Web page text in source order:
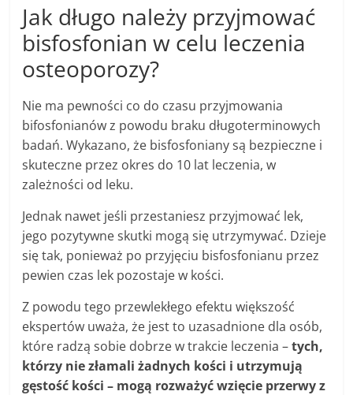
Jak długo należy przyjmować
bisfosfonian w celu leczenia
osteoporozy?
Nie ma pewności co do czasu przyjmowania
bifosfonianów z powodu braku długoterminowych
badań. Wykazano, że bisfosfoniany są bezpieczne i
skuteczne przez okres do 10 lat leczenia, w
zależności od leku.
Jednak nawet jeśli przestaniesz przyjmować lek,
jego pozytywne skutki mogą się utrzymywać. Dzieje
się tak, ponieważ po przyjęciu bisfosfonianu przez
pewien czas lek pozostaje w kości.
Z powodu tego przewlekłego efektu większość
ekspertów uważa, że ​​jest to uzasadnione dla osób,
które radzą sobie dobrze w trakcie leczenia –tych,
którzy nie złamali żadnych kości i utrzymują
gęstość kości – mogą rozważyć wzięcie przerwy z